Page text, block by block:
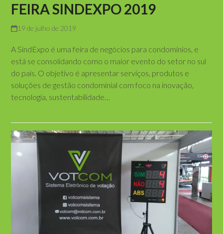
FEIRA SINDEXPO 2019
19 de julho de 2019
A SindExpo é uma feira de negócios para condomínios, e
está se consolidando como o maior evento do setor no sul
do país. O objetivo é apresentar serviços, produtos e
soluções de gestão condominial com foco na inovação,
tecnologia, sustentabilidade…